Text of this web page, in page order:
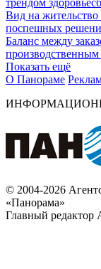
Вид на
поспешных
Баланс между
Показать ещё
О Панораме
© 2004-2026
«Панорама»
Главный